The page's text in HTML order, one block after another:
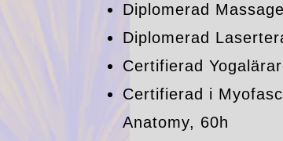
Diplomerad
Diplomerad
Certifierad
Certifierad i
Anatomy, 60h